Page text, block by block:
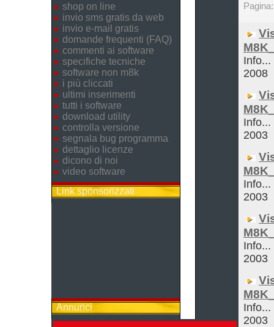
shop on line
invio sms gratis da web
invio e-mail gratis
domande frequenti (FAQ)
commenti ai software
specifiche tecniche
software non m8k
i più cliccati
ultimi inserimenti
tutti i software
download utility
controlla versione
segnala bug programma
dettaglio licenze
dicono di noi
video software
Link sponsorizzati
Annunci
Info...
2008
Info...
2003
Info...
2003
Info...
2003
Info...
2003